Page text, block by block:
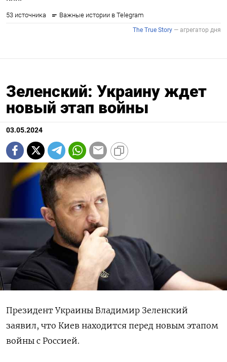
Зеленский: Украину ждет
новый этап войны
03.05.2024
Президент Украины Владимир Зеленский
заявил, что Киев находится перед новым этапом
войны с Россией.